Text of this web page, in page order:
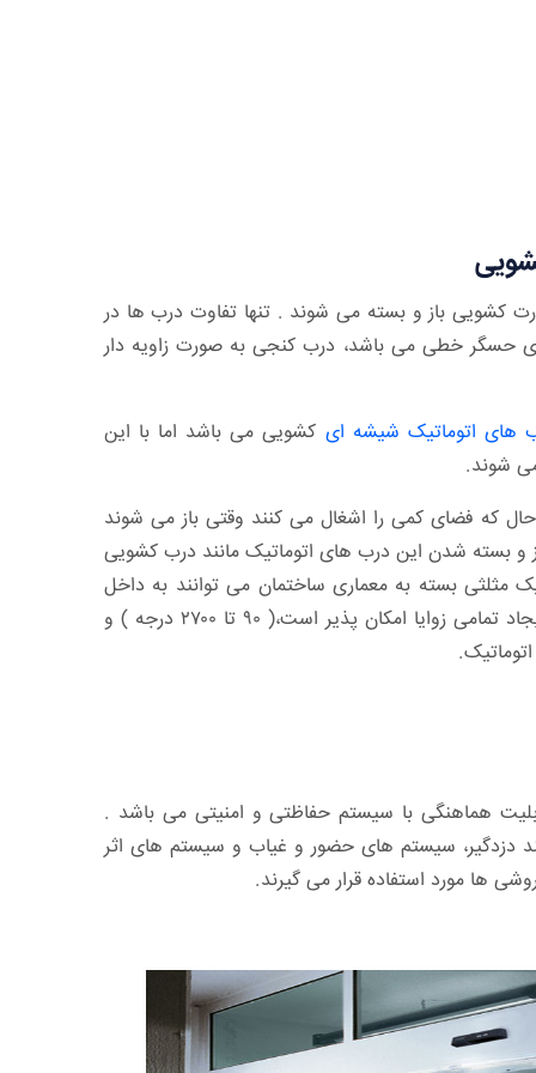
کشویی باز و بسته می شوند . تنها تفاوت درب ها در
خطی می باشد، درب کنجی به صورت زاویه دار
های اتوماتیک شیشه ای کشویی می باشد اما با این
شوند.
که فضای کمی را اشغال می کنند وقتی باز می شوند
و بسته شدن این درب های اتوماتیک مانند درب کشویی
مثلثی بسته به معماری ساختمان می توانند به داخل
ساختمان یا به سمت بیرون ورودی ساختمان زاویه دار باشد و ایجاد تمامی زوایا امکان پذیر است،( ۹۰ تا ۲۷۰۰ درجه ) و
هماهنگی با سیستم حفاظتی و امنیتی می باشد .
دزدگیر، سیستم های حضور و غیاب و سیستم های اثر
ها مورد استفاده قرار می گیرند.